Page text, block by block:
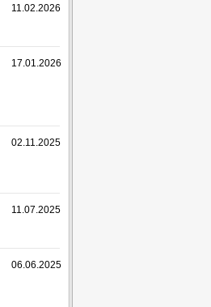
11.02.2026
17.01.2026
02.11.2025
11.07.2025
06.06.2025